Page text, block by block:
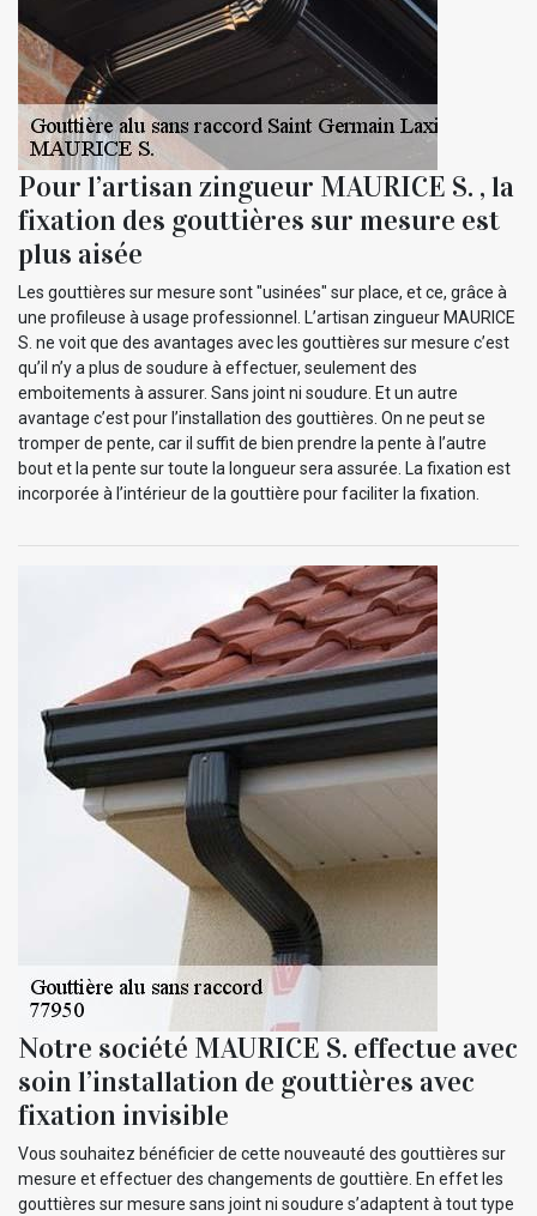
Pour l’artisan zingueur MAURICE S. , la
fixation des gouttières sur mesure est
plus aisée
Les gouttières sur mesure sont "usinées" sur place, et ce, grâce à
une profileuse à usage professionnel. L’artisan zingueur MAURICE
S. ne voit que des avantages avec les gouttières sur mesure c’est
qu’il n’y a plus de soudure à effectuer, seulement des
emboitements à assurer. Sans joint ni soudure. Et un autre
avantage c’est pour l’installation des gouttières. On ne peut se
tromper de pente, car il suffit de bien prendre la pente à l’autre
bout et la pente sur toute la longueur sera assurée. La fixation est
incorporée à l’intérieur de la gouttière pour faciliter la fixation.
Notre société MAURICE S. effectue avec
soin l’installation de gouttières avec
fixation invisible
Vous souhaitez bénéficier de cette nouveauté des gouttières sur
mesure et effectuer des changements de gouttière. En effet les
gouttières sur mesure sans joint ni soudure s’adaptent à tout type